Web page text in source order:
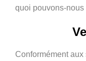
quoi pouvons-
Conformément